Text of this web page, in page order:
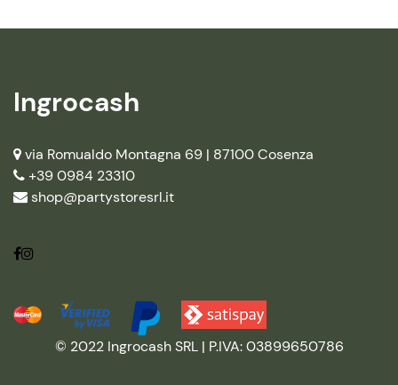
Ingrocash
via Romualdo Montagna 69 | 87100 Cosenza
+39 0984 23310
shop@partystoresrl.it
© 2022 Ingrocash SRL | P.IVA: 03899650786